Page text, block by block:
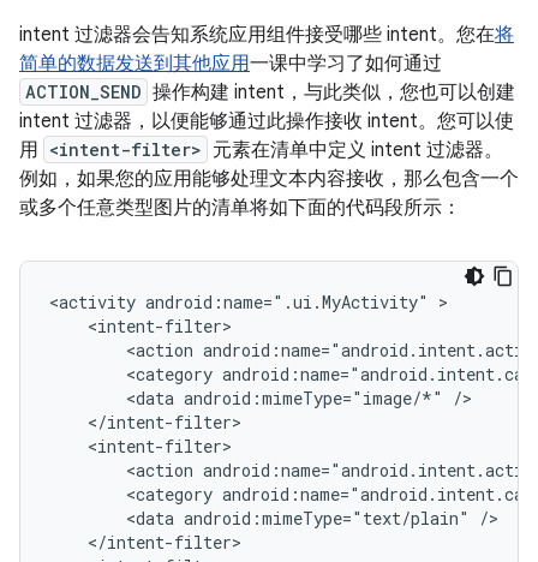
intent 过滤器会告知系统应用组件接受哪些 intent。您在将
简单的数据发送到其他应用一课中学习了如何通过
ACTION_SEND 操作构建 intent，与此类似，您也可以创建
intent 过滤器，以便能够通过此操作接收 intent。您可以使
用 <intent-filter> 元素在清单中定义 intent 过滤器。
例如，如果您的应用能够处理文本内容接收，那么包含一个
或多个任意类型图片的清单将如下面的代码段所示：
<activity android:name=".ui.MyActivity"
<action
<category
<data android:mimeType="image/*"
<action
<category
<data android:mimeType="text/plain"